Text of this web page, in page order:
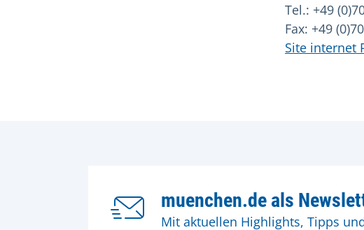
Tel.: +49
Fax: +49
Site internet
muenchen.de als
Mit aktuellen Highlights, Tipps